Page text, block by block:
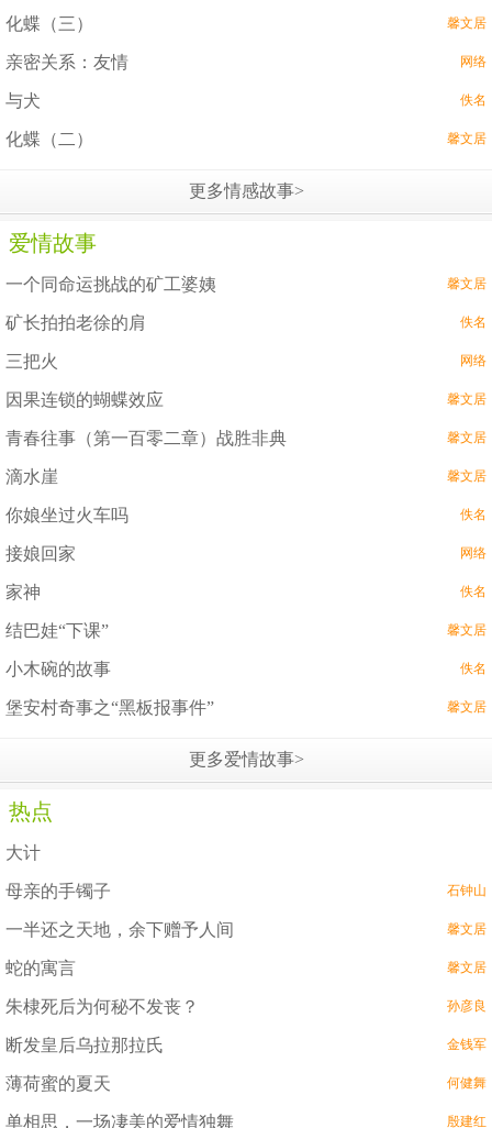
化蝶（三） 馨文居
亲密关系：友情 网络
与犬 佚名
化蝶（二） 馨文居
更多情感故事>
爱情故事
一个同命运挑战的矿工婆姨 馨文居
矿长拍拍老徐的肩 佚名
三把火 网络
因果连锁的蝴蝶效应 馨文居
青春往事（第一百零二章）战胜非典 馨文居
滴水崖 馨文居
你娘坐过火车吗 佚名
接娘回家 网络
家神 佚名
结巴娃“下课” 馨文居
小木碗的故事 佚名
堡安村奇事之“黑板报事件” 馨文居
更多爱情故事>
热点
大计
石钟山
母亲的手镯子
馨文居
一半还之天地，余下赠予人间
馨文居
蛇的寓言
孙彦良
朱棣死后为何秘不发丧？
金钱军
断发皇后乌拉那拉氏
何健舞
薄荷蜜的夏天
殷建红
单相思，一场凄美的爱情独舞